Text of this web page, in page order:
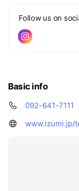
Follow us on
Basic info
092-641-7111
www.izumi.jp/